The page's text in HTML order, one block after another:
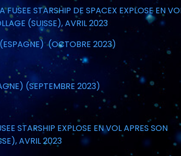
FUSEE STARSHIP DE SPACEX EXPLOSE EN
(SUISSE), AVRIL 2023
(OCTOBRE 2023)
(SEPTEMBRE 2023)
STARSHIP EXPLOSE EN VOL APRES SON
AVRIL 2023